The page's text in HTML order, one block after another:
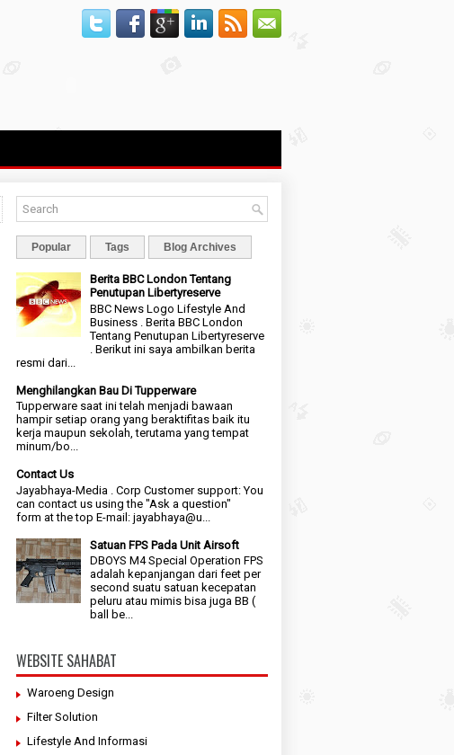
Popular Tags Blog Archives
Berita BBC London Tentang
Penutupan Libertyreserve
BBC News Logo Lifestyle And
Business . Berita BBC London
Tentang Penutupan Libertyreserve
. Berikut ini saya ambilkan berita
resmi dari...
Menghilangkan Bau Di Tupperware
Tupperware saat ini telah menjadi bawaan
hampir setiap orang yang beraktifitas baik itu
kerja maupun sekolah, terutama yang tempat
minum/bo...
Contact Us
Jayabhaya-Media . Corp Customer support: You
can contact us using the "Ask a question"
form at the top E-mail: jayabhaya@u...
Satuan FPS Pada Unit Airsoft
DBOYS M4 Special Operation FPS
adalah kepanjangan dari feet per
second suatu satuan kecepatan
peluru atau mimis bisa juga BB (
ball be...
WEBSITE SAHABAT
Waroeng Design
Filter Solution
Lifestyle And Informasi